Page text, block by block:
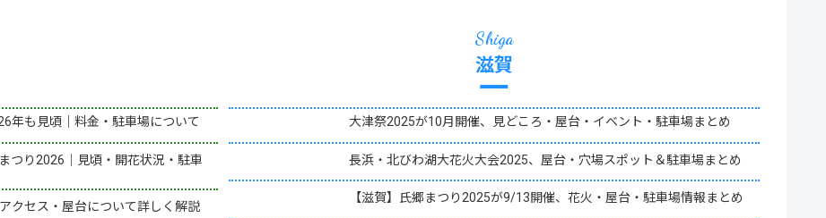
年も見頃｜料金・駐車場について
つり2026｜見頃・開花状況・駐車
クセス・屋台について詳しく解説
滋賀
大津祭2025が10月開催、見どころ・屋台・イベント・駐車場まとめ
長浜・北びわ湖大花火大会2025、屋台・穴場スポット＆駐車場まとめ
【滋賀】氏郷まつり2025が9/13開催、花火・屋台・駐車場情報まとめ